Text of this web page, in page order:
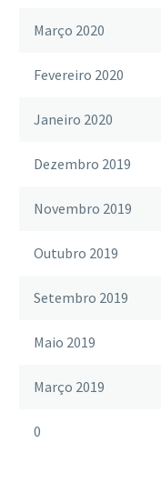
Março 2020
Fevereiro 2020
Janeiro 2020
Dezembro 2019
Novembro 2019
Outubro 2019
Setembro 2019
Maio 2019
Março 2019
0